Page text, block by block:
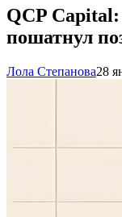
QCP
пошатнул
Лола Степанова28